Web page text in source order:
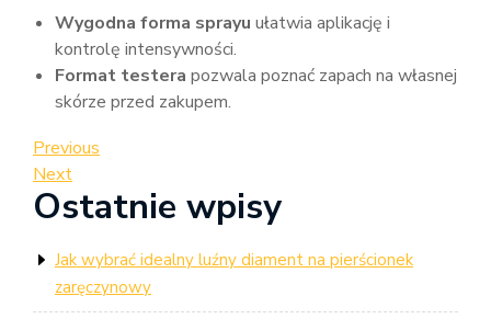
Wygodna forma sprayu ułatwia aplikację i
kontrolę intensywności.
Format testera pozwala poznać zapach na własnej
skórze przed zakupem.
Nawigacja
wpisu
Previous
Post
Previous
Next
Post
Next
Ostatnie wpisy
Jak wybrać idealny luźny diament na pierścionek
zaręczynowy